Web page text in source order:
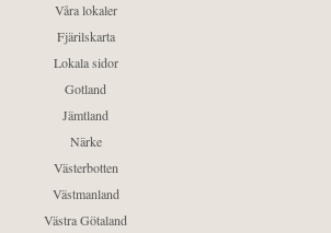
Våra lokaler
Fjärilskarta
Lokala sidor
Gotland
Jämtland
Närke
Västerbotten
Västmanland
Västra Götaland